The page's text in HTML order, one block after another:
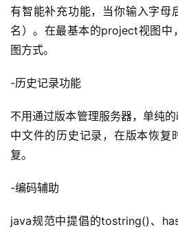
有智能补充功能，当你输入字母
名）。在最基本的project视图中
图方式。
-历史记录功能
不用通过版本管理服务器，单纯
中文件的历史记录，在版本恢复
复。
-编码辅助
java规范中提倡的tostring()、